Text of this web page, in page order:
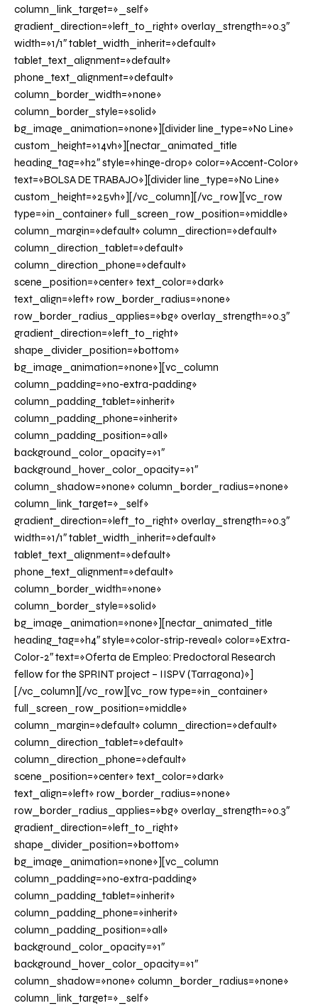
column_link_target=»_self»
gradient_direction=»left_to_right» overlay_strength=»0.3″
width=»1/1″ tablet_width_inherit=»default»
tablet_text_alignment=»default»
phone_text_alignment=»default»
column_border_width=»none»
column_border_style=»solid»
bg_image_animation=»none»][divider line_type=»No Line»
custom_height=»14vh»][nectar_animated_title
heading_tag=»h2″ style=»hinge-drop» color=»Accent-Color»
text=»BOLSA DE TRABAJO»][divider line_type=»No Line»
custom_height=»25vh»][/vc_column][/vc_row][vc_row
type=»in_container» full_screen_row_position=»middle»
column_margin=»default» column_direction=»default»
column_direction_tablet=»default»
column_direction_phone=»default»
scene_position=»center» text_color=»dark»
text_align=»left» row_border_radius=»none»
row_border_radius_applies=»bg» overlay_strength=»0.3″
gradient_direction=»left_to_right»
shape_divider_position=»bottom»
bg_image_animation=»none»][vc_column
column_padding=»no-extra-padding»
column_padding_tablet=»inherit»
column_padding_phone=»inherit»
column_padding_position=»all»
background_color_opacity=»1″
background_hover_color_opacity=»1″
column_shadow=»none» column_border_radius=»none»
column_link_target=»_self»
gradient_direction=»left_to_right» overlay_strength=»0.3″
width=»1/1″ tablet_width_inherit=»default»
tablet_text_alignment=»default»
phone_text_alignment=»default»
column_border_width=»none»
column_border_style=»solid»
bg_image_animation=»none»][nectar_animated_title
heading_tag=»h4″ style=»color-strip-reveal» color=»Extra-
Color-2″ text=»Oferta de Empleo: Predoctoral Research
fellow for the SPRINT project – IISPV (Tarragona)»]
[/vc_column][/vc_row][vc_row type=»in_container»
full_screen_row_position=»middle»
column_margin=»default» column_direction=»default»
column_direction_tablet=»default»
column_direction_phone=»default»
scene_position=»center» text_color=»dark»
text_align=»left» row_border_radius=»none»
row_border_radius_applies=»bg» overlay_strength=»0.3″
gradient_direction=»left_to_right»
shape_divider_position=»bottom»
bg_image_animation=»none»][vc_column
column_padding=»no-extra-padding»
column_padding_tablet=»inherit»
column_padding_phone=»inherit»
column_padding_position=»all»
background_color_opacity=»1″
background_hover_color_opacity=»1″
column_shadow=»none» column_border_radius=»none»
column_link_target=»_self»